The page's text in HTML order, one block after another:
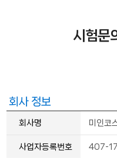
시험문
회사 정보
회사명 미인코
사업자등록번호 407-